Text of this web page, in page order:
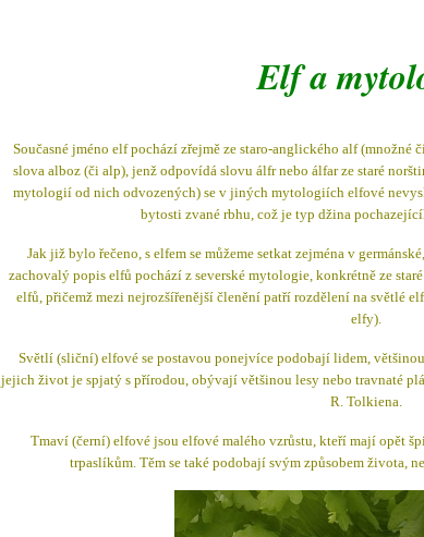
Elf a
Současné jméno elf pochází zřejmě ze staro-anglického alf (množné
slova alboz (či alp), jenž odpovídá slovu álfr nebo álfar ze staré
mytologií od nich odvozených) se v jiných mytologiích elfové
bytosti zvané rbhu, což je typ džina
Jak již bylo řečeno, s elfem se můžeme setkat zejména v
zachovalý popis elfů pochází z severské mytologie, konkrétně ze
elfů, přičemž mezi nejrozšířenější členění patří rozdělení na světlé
elfy).
Světlí (sliční) elfové se postavou ponejvíce podobají lidem,
jejich život je spjatý s přírodou, obývají většinou lesy nebo travnaté
R. Tolkiena.
Tmaví (černí) elfové jsou elfové malého vzrůstu, kteří mají opět
trpaslíkům. Těm se také podobají svým způsobem života,